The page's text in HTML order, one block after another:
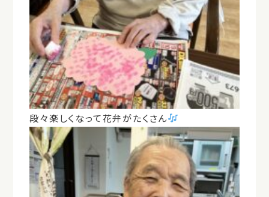
段々楽しくなって花弁がたくさん